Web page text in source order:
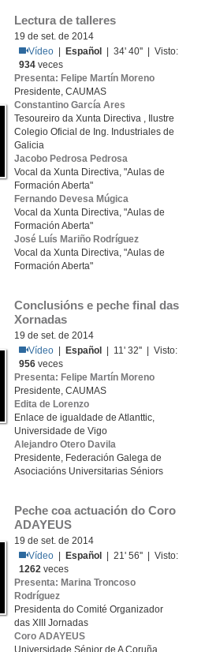
Lectura de talleres
19 de set. de 2014
Vídeo
Español
| 34' 40'' | Visto:
934 veces
Presenta: Felipe Martín Moreno
Presidente, CAUMAS
Constantino García Ares
Tesoureiro da Xunta Directiva , Ilustre
Colegio Oficial de Ing. Industriales de
Galicia
Jacobo Pedrosa Pedrosa
Vocal da Xunta Directiva, "Aulas de
Formación Aberta"
Fernando Devesa Múgica
Vocal da Xunta Directiva, "Aulas de
Formación Aberta"
José Luís Mariño Rodríguez
Vocal da Xunta Directiva, "Aulas de
Formación Aberta"
Conclusións e peche final das
Xornadas
19 de set. de 2014
Vídeo
Español
| 11' 32'' | Visto:
956 veces
Presenta: Felipe Martín Moreno
Presidente, CAUMAS
Edita de Lorenzo
Enlace de igualdade de Atlanttic,
Universidade de Vigo
Alejandro Otero Davila
Presidente, Federación Galega de
Asociacións Universitarias Séniors
Peche coa actuación do Coro
ADAYEUS
19 de set. de 2014
Vídeo
Español
| 21' 56'' | Visto:
1262 veces
Presenta: Marina Troncoso
Rodríguez
Presidenta do Comité Organizador
das XIII Jornadas
Coro ADAYEUS
Universidade Sénior de A Coruña